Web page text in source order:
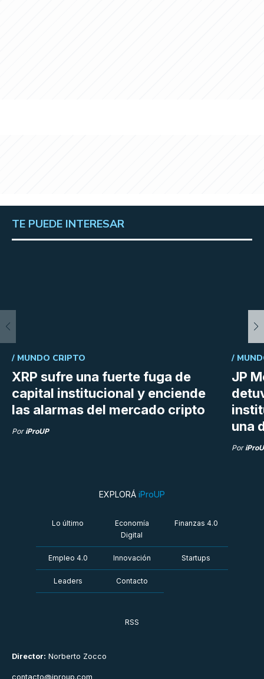
TE PUEDE INTERESAR
XRP sufre una fuerte fuga de
capital institucional y enciende
las alarmas del mercado cripto
/ MUNDO CRIPTO
PoriProUP
JP
una
/
Por
Director: Norberto Zocco
contacto@iproup.com
EXPLORÁ iProUP
Lo último
Economía
Digital
Finanzas 4.0
Empleo 4.0 Innovación Startups
Leaders Contacto
RSS